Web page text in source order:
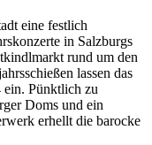
eine festlich
in Salzburgs
rund um den
lassen das
ein. Pünktlich zu
Doms und ein
erhellt die barocke